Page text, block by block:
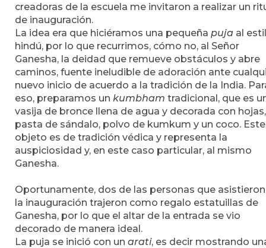
creadoras de la escuela me invitaron a realizar un
de inauguración.
La idea era que hiciéramos una pequeña puja al
hindú, por lo que recurrimos, cómo no, al Señor
Ganesha, la deidad que remueve obstáculos y abre
caminos, fuente ineludible de adoración ante
nuevo inicio de acuerdo a la tradición de la India.
eso, preparamos un kumbham tradicional, que es
vasija de bronce llena de agua y decorada con hojas,
pasta de sándalo, polvo de kumkum y un coco. Este
objeto es de tradición védica y representa la
auspiciosidad y, en este caso particular, al mismo
Ganesha.
Oportunamente, dos de las personas que
la inauguración trajeron como regalo estatuillas de
Ganesha, por lo que el altar de la entrada se vio
decorado de manera ideal.
La puja se inició con un arati, es decir mostrando